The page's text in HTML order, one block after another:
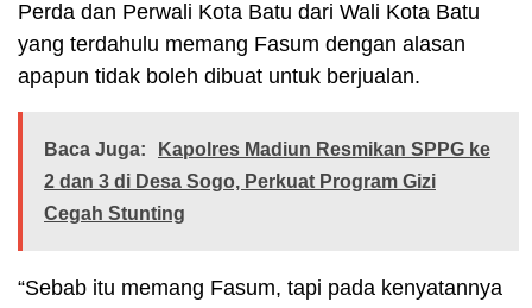
Perda dan Perwali Kota Batu dari Wali Kota Batu
yang terdahulu memang Fasum dengan alasan
apapun tidak boleh dibuat untuk berjualan.
Baca Juga:
Kapolres Madiun Resmikan SPPG ke
2 dan 3 di Desa Sogo, Perkuat Program Gizi
Cegah Stunting
“Sebab itu memang Fasum, tapi pada kenyatannya